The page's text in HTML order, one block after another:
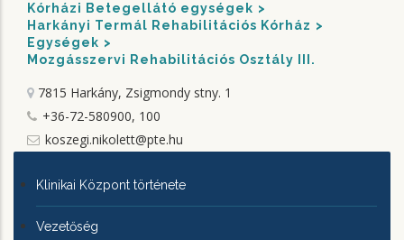
Kórházi Betegellátó egységek
Harkányi Termál Rehabilitációs Kórház
Egységek
Mozgásszervi Rehabilitációs Osztály III.
7815 Harkány, Zsigmondy stny. 1
+36-72-580900, 100
koszegi.nikolett@pte.hu
KLINIKAI
KÖZPONTRÓL
Klinikai Központ története
Vezetőség